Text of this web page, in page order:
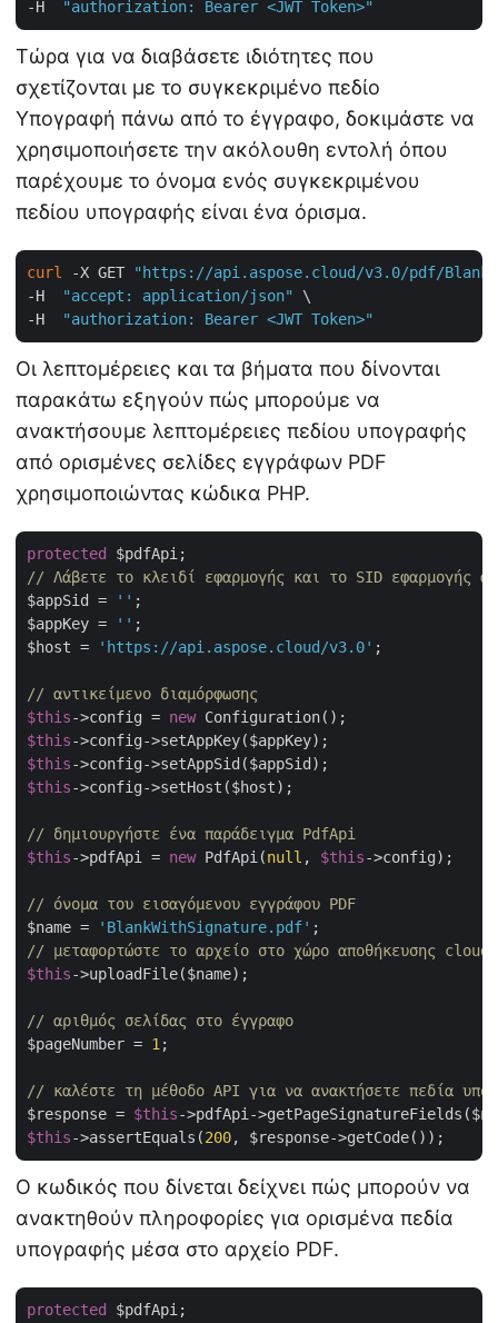
-H
"authorization: Bearer <JWT Token>"
Τώρα για να διαβάσετε ιδιότητες που
σχετίζονται με το συγκεκριμένο πεδίο
Υπογραφή πάνω από το έγγραφο, δοκιμάστε να
χρησιμοποιήσετε την ακόλουθη εντολή όπου
παρέχουμε το όνομα ενός συγκεκριμένου
πεδίου υπογραφής είναι ένα όρισμα.
curl -X GET
"https://api.aspose.cloud/v3.0/pdf/
-H
"accept: application/json"
\
-H
"authorization: Bearer <JWT Token>"
Οι λεπτομέρειες και τα βήματα που δίνονται
παρακάτω εξηγούν πώς μπορούμε να
ανακτήσουμε λεπτομέρειες πεδίου υπογραφής
από ορισμένες σελίδες εγγράφων PDF
χρησιμοποιώντας κώδικα PHP.
protected
// Λάβετε το κλειδί εφαρμογής και το SID
$appSid =
'' ;
$appKey =
'' ;
$host =
'https://api.aspose.cloud/v3.0' ;
// αντικείμενο διαμόρφωσης
$this->config = new
$this
$this
$this->config->setHost($host);
// δημιουργήστε ένα παράδειγμα PdfApi
$this->pdfApi = new PdfApi(null , $this->config);
// όνομα του εισαγόμενου εγγράφου PDF
$name =
'BlankWithSignature.pdf'
// μεταφορτώστε το αρχείο στο χώρο αποθήκευσης cloud
$this->uploadFile($name);
// αριθμός σελίδας στο έγγραφο
$pageNumber = 1;
// καλέστε τη μέθοδο API για να ανακτήσετε πεδία
$response = $this->pdfApi-
$this->assertEquals(200
Ο κωδικός που δίνεται δείχνει πώς μπορούν να
ανακτηθούν πληροφορίες για ορισμένα πεδία
υπογραφής μέσα στο αρχείο PDF.
protected